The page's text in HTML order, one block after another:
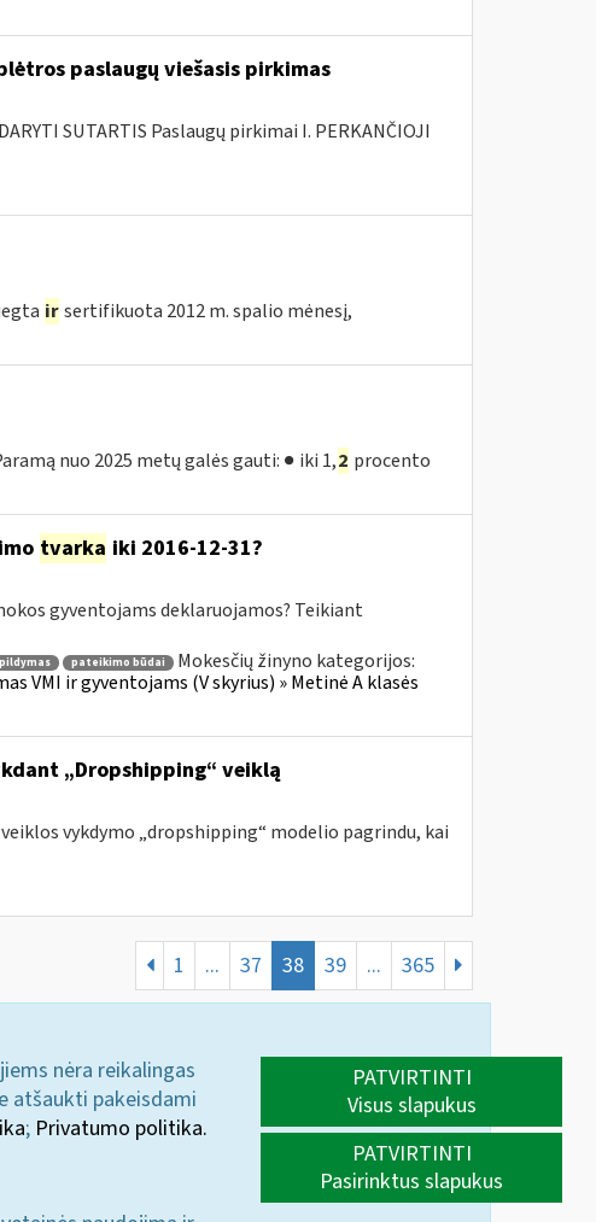
paslaugų viešasis pirkimas
SUTARTIS Paslaugų pirkimai I. PERKANČIOJI
ir sertifikuota 2012 m. spalio mėnesį,
nuo 2025 metų galės gauti: ● iki 1,2 procento
tvarka iki 2016-12-31?
gyventojams deklaruojamos? Teikiant
pateikimo būdai
Mokesčių žinyno kategorijos:
VMI ir gyventojams (V skyrius) » Metinė A klasės
„Dropshipping“ veiklą
vykdymo „dropshipping“ modelio pagrindu, kai
1 ... 37 38 39 ... 365
nėra reikalingas
atšaukti pakeisdami
; Privatumo politika.
PATVIRTINTI
Visus slapukus
PATVIRTINTI
Pasirinktus slapukus